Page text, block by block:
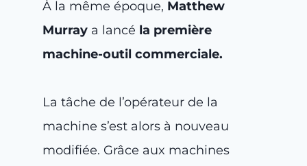
À la même époque, Matthew
Murraya lancé la première
machine-outil commerciale.
La tâche de l’opérateur de la
machine s’est alors à nouveau
modifiée. Grâce aux machines